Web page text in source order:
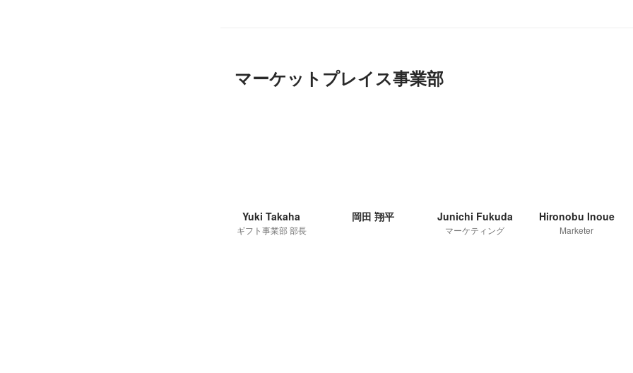
マーケットプレイス事業部
Yuki Takaha
ギフト事業部 部長
岡田 翔平 Junichi Fukuda
マーケティング
Hironobu Inoue
Marketer